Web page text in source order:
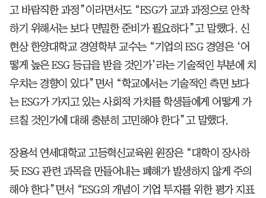
고 바람직한 과정”이라면서도 “ESG가 교과 과정으로 안착
하기 위해서는 보다 면밀한 준비가 필요하다”고 말했다. 신
현상 한양대학교 경영학부 교수는 “기업의 ESG 경영은 ‘어
떻게 높은 ESG 등급을 받을 것인가’라는 기술적인 부분에 치
우치는 경향이 있다”면서 “학교에서는 기술적인 측면 보다
는 ESG가 가지고 있는 사회적 가치를 학생들에게 어떻게 가
르칠 것인가에 대해 충분히 고민해야 한다”고 말했다.
장용석 연세대학교 고등혁신교육원 원장은 “대학이 장사하
듯 ESG 관련 과목을 만들어내는 폐해가 발생하지 않게 주의
해야 한다”면서 “ESG의 개념이 기업 투자를 위한 평가 지표